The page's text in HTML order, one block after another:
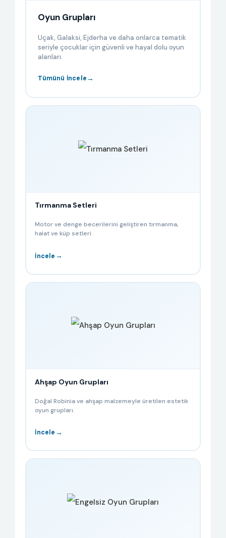
Oyun Grupları
Uçak, Galaksi, Ejderha ve daha onlarca tematik
seriyle çocuklar için güvenli ve hayal dolu oyun
alanları.
Tümünü İncele→
Tırmanma Setleri
Motor ve denge becerilerini geliştiren tırmanma,
halat ve küp setleri.
İncele →
Ahşap Oyun Grupları
Doğal Robinia ve ahşap malzemeyle üretilen estetik
oyun grupları.
İncele →